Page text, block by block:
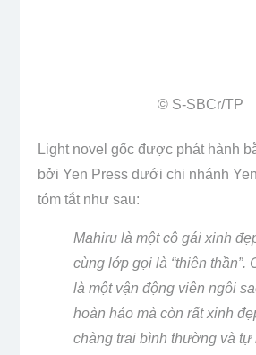
© S-SBCr/​TP
Light novel gốc được phát hành
bởi Yen Press dưới chi nhánh
tóm tắt như sau:
Mahiru là một cô gái xinh
cùng lớp gọi là “thiên thần”.
là một vận động viên ngôi
hoàn hảo mà còn rất xinh
chàng trai bình thường và tự